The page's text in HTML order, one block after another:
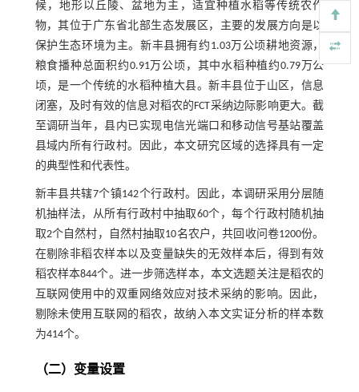
候，地形以丘陵、盆地为主，适宜种植水稻等传统农作
物，其位于广东省北部生态发展区，主要的发展方向是以
保护生态环境为主。新丰县拥有约1.03万公顷耕地资源，
粮食播种总面积约0.91万公顷，其中水稻种植约0.79万公
顷，是一个传统的水稻种植大县。新丰县位于山区，信息
闭塞，及时有效的信息对稻农的FCT采纳边际影响更大。截
至调研当年，县内已实现电信光端口和移动信号基站覆盖
县域内所有行政村。因此，本文研究区域的选择具有一定
的典型性和代表性。
新丰县共辖7个镇142个行政村。因此，本调研采用分层随
机抽样法，从所有行政村中抽取60个，每个行政村随机抽
取2个自然村，自然村抽取10名农户，共回收问卷1200份。
在剔除非稻农样本以及变量缺失的无效样本后，得到有效
稻农样本844个。进一步筛选样本，本文选题关注是稻农的
互联网使用中的双重网络效应对技术采纳的影响。因此，
剔除未使用互联网的稻农，故纳入本文实证分析的样本数
为414个。
（二）变量设置